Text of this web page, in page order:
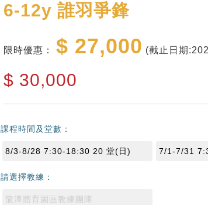
6-12y 誰羽爭鋒
限時優惠：$ 27,000 (截止日期
$ 30,000
課程時間及堂數：
8/3-8/28 7:30-18:30 20 堂(日) 7/1-7/31
請選擇教練：
龍潭體育園區教練團隊